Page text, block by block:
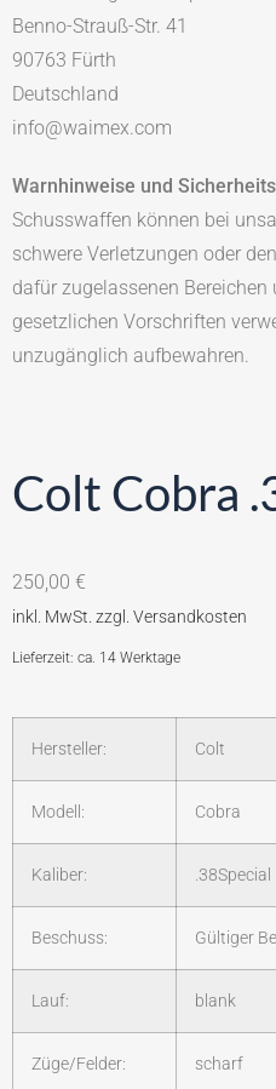
Benno-Strauß-Str. 41
90763 Fürth
Deutschland
info@waimex.com
Warnhinweise und
Schusswaffen können bei
schwere Verletzungen oder
dafür zugelassenen
gesetzlichen Vorschriften
unzugänglich aufbewahren.
Colt Cobra
250,00 €
Lieferzeit: ca. 14 Werktage
Hersteller: Colt
Modell: Cobra
Kaliber: .38Special
Beschuss: Gültiger
Lauf: blank
Züge/Felder: scharf